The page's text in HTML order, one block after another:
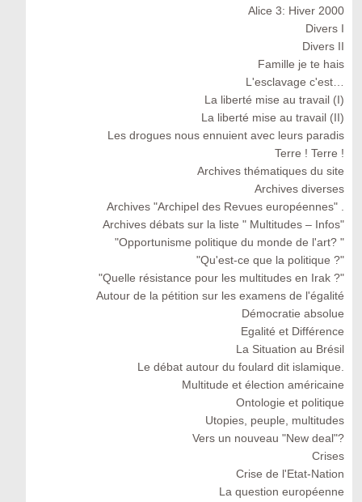
Alice 3: Hiver 2000
Divers I
Divers II
Famille je te hais
L'esclavage c'est…
La liberté mise au travail (I)
La liberté mise au travail (II)
Les drogues nous ennuient avec leurs paradis
Terre ! Terre !
Archives thématiques du site
Archives diverses
Archives "Archipel des Revues européennes" .
Archives débats sur la liste " Multitudes – Infos"
"Opportunisme politique du monde de l'art? "
"Qu'est-ce que la politique ?"
"Quelle résistance pour les multitudes en Irak ?"
Autour de la pétition sur les examens de l'égalité
Démocratie absolue
Egalité et Différence
La Situation au Brésil
Le débat autour du foulard dit islamique.
Multitude et élection américaine
Ontologie et politique
Utopies, peuple, multitudes
Vers un nouveau "New deal"?
Crises
Crise de l'Etat-Nation
La question européenne